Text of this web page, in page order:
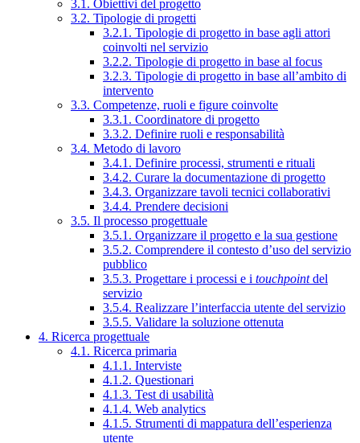
3.1. Obiettivi del progetto
3.2. Tipologie di progetti
3.2.1. Tipologie di progetto in base agli attori
coinvolti nel servizio
3.2.2. Tipologie di progetto in base al focus
3.2.3. Tipologie di progetto in base all’ambito di
intervento
3.3. Competenze, ruoli e figure coinvolte
3.3.1. Coordinatore di progetto
3.3.2. Definire ruoli e responsabilità
3.4. Metodo di lavoro
3.4.1. Definire processi, strumenti e rituali
3.4.2. Curare la documentazione di progetto
3.4.3. Organizzare tavoli tecnici collaborativi
3.4.4. Prendere decisioni
3.5. Il processo progettuale
3.5.1. Organizzare il progetto e la sua gestione
3.5.2. Comprendere il contesto d’uso del servizio
pubblico
3.5.3. Progettare i processi e i touchpointdel
servizio
3.5.4. Realizzare l’interfaccia utente del servizio
3.5.5. Validare la soluzione ottenuta
4. Ricerca progettuale
4.1. Ricerca primaria
4.1.1. Interviste
4.1.2. Questionari
4.1.3. Test di usabilità
4.1.4. Web analytics
4.1.5. Strumenti di mappatura dell’esperienza
utente